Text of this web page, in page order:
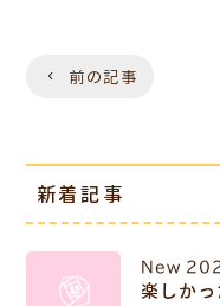
前の記事
新着記事
New
楽しか